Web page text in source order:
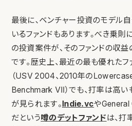
最後に、ベンチャー投資のモデル
いるファンドもあります。べき乗則
の投資案件が、そのファンドの収
です。歴史上、最近の最も優れたフ
（USV 2004、2010年の
Benchmark VII）でも、打率は高い
が見られます。Indie.vcや
だという噂のデットファンドは、打